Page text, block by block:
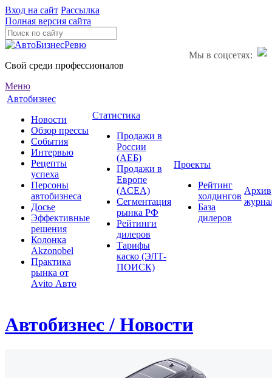
Вход на сайт Рассылка
Полная версия сайта
Мы в соцсетях:
Свой среди профессионалов
Меню
Автобизнес
Новости
Обзор прессы
События
Интервью
Рецепты
успеха
Персоны
автобизнеса
Досье
Эффективные
решения
Колонка
Akzonobel
Практика
рынка от
Аvito Авто
Статистика
Продажи в
России
(АЕБ)
Продажи в
Европе
(ACEA)
Сегментация
рынка РФ
Рейтинги
дилеров
Тарифы
каско (ЭЛТ-
ПОИСК)
Проекты
Рейтинг
холдингов
База
дилеров
Архив
Автобизнес / Новости